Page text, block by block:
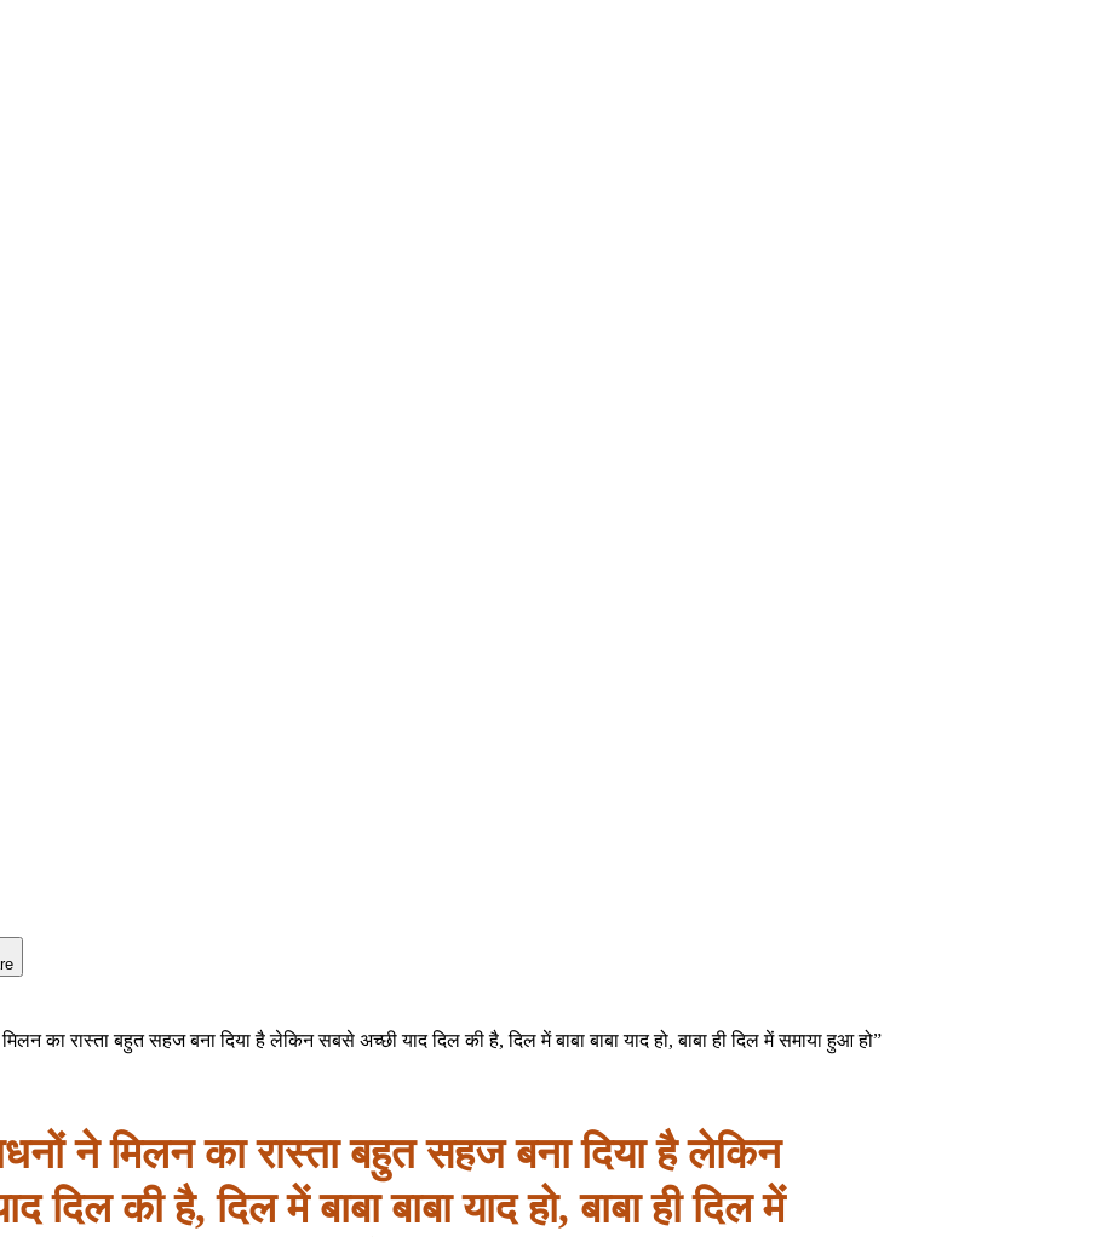
का रास्ता बहुत सहज बना दिया है लेकिन सबसे अच्छी याद दिल की है, दिल में बाबा बाबा याद हो, बाबा ही दिल में समाया हुआ हो”
ने मिलन का रास्ता बहुत सहज बना दिया है लेकिन
दिल की है, दिल में बाबा बाबा याद हो, बाबा ही दिल में